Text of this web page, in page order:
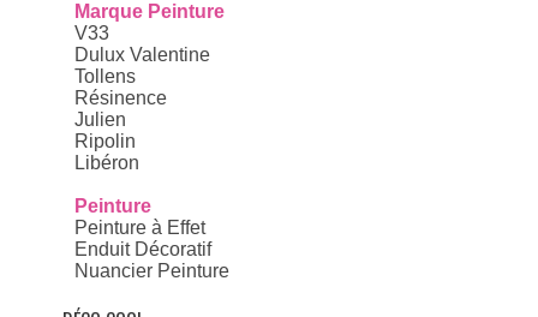
Marque Peinture
V33
Dulux Valentine
Tollens
Résinence
Julien
Ripolin
Libéron
Peinture
Peinture à Effet
Enduit Décoratif
Nuancier Peinture